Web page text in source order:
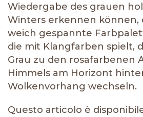
Wiedergabe des grauen
Winters erkennen können,
weich gespannte
die mit Klangfarben spielt,
Grau zu den rosafarbenen
Himmels am Horizont
Wolkenvorhang wechseln.
Questo articolo è